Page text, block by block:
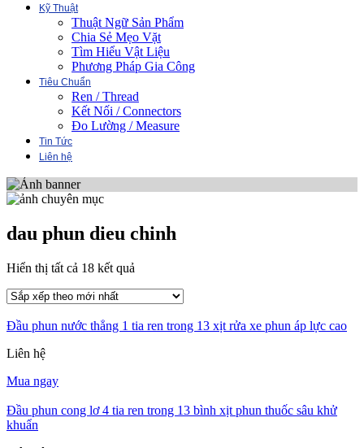
Kỹ Thuật
Thuật Ngữ Sản Phẩm
Chia Sẻ Mẹo Vặt
Tìm Hiểu Vật Liệu
Phương Pháp Gia Công
Tiêu Chuẩn
Ren / Thread
Kết Nối / Connectors
Đo Lường / Measure
Tin Tức
Liên hệ
dau phun dieu chinh
Hiển thị tất cả 18 kết quả
mới
Đầu phun nước thẳng 1 tia ren trong 13 xịt rửa xe phun áp lực cao
Liên hệ
Mua ngay
Đầu phun cong lơ 4 tia ren trong 13 bình xịt phun thuốc sâu khử
khuẩn